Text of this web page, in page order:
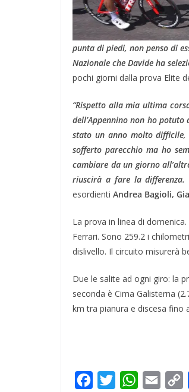
punta di piedi, non penso di
Nazionale che Davide ha
pochi giorni dalla prova Elite
“Rispetto alla mia ultima
dell’Appennino non ho
stato un anno molto difficile,
sofferto parecchio ma ho
cambiare da un giorno
riuscirà a fare la
esordienti Andrea Bagioli,
La prova in linea di
Ferrari. Sono 259.2 i
dislivello. Il circuito misurerà
Due le salite ad ogni giro: la
seconda è Cima Galisterna
km tra pianura e discesa fino
W